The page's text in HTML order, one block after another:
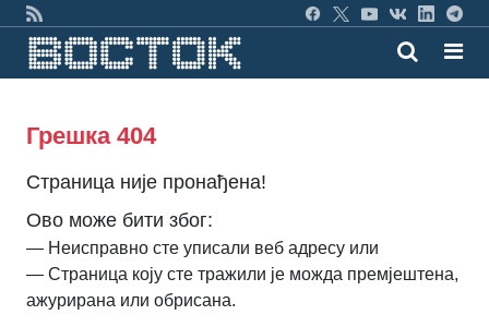
Грешка 404
Страница није пронађена!
Ово може бити због:
— Неисправно сте уписали веб адресу или
— Страница коју сте тражили је можда премјештена,
ажурирана или обрисана.